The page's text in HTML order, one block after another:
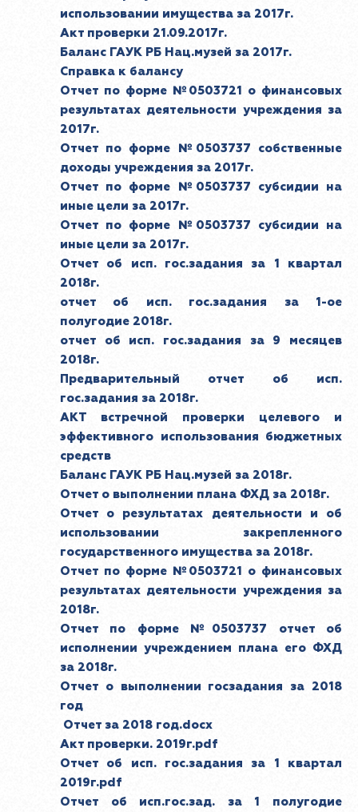
использовании имущества за 2017г.
Акт проверки 21.09.2017г.
Баланс ГАУК РБ Нац.музей за 2017г.
Справка к балансу
Отчет по форме №0503721 о финансовых
результатах деятельности учреждения за
2017г.
Отчет по форме №0503737 собственные
доходы учреждения за 2017г.
Отчет по форме №0503737 субсидии на
иные цели за 2017г.
Отчет по форме №0503737 субсидии на
иные цели за 2017г.
Отчет об исп. гос.задания за 1 квартал
2018г.
отчет об исп. гос.задания за 1-ое
полугодие 2018г.
отчет об исп. гос.задания за 9 месяцев
2018г.
Предварительный отчет об исп.
гос.задания за 2018г.
АКТ встречной проверки целевого и
эффективного использования бюджетных
средств
Баланс ГАУК РБ Нац.музей за 2018г.
Отчет о выполнении плана ФХД за 2018г.
Отчет о результатах деятельности и об
использовании закрепленного
государственного имущества за 2018г.
Отчет по форме №0503721 о финансовых
результатах деятельности учреждения за
2018г.
Отчет по форме №0503737 отчет об
исполнении учреждением плана его ФХД
за 2018г.
Отчет о выполнении госзадания за 2018
год
Отчет за 2018 год.docx
Акт проверки. 2019г.pdf
Отчет об исп. гос.задания за 1 квартал
2019г.pdf
Отчет об исп.гос.зад. за 1 полугодие